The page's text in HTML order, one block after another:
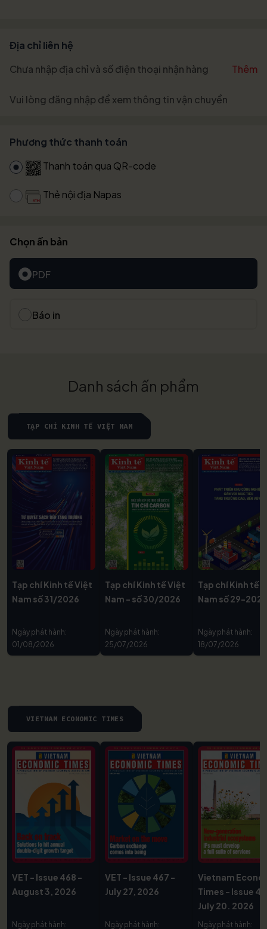
Địa chỉ liên hệ
Chưa nhập địa chỉ và số điện thoại nhận hàng
Thêm
Vui lòng đăng nhập để xem thông tin vận chuyển
Phương thức thanh toán
Thanh toán qua QR-code
Thẻ nội địa Napas
Chọn ấn bản
PDF
Báo in
Danh sách ấn phẩm
TẠP CHÍ KINH TẾ VIỆT NAM
Tạp chí Kinh tế Việt
Nam số 31/2026
Ngày phát hành:
01/08/2026
Tạp chí Kinh tế Việt
Nam - số 30/2026
Ngày phát hành:
25/07/2026
Tạp chí Kinh tế
Nam số 29-2026
Ngày phát hành:
18/07/2026
VIETNAM ECONOMIC TIMES
VET - Issue 468 -
August 3, 2026
Ngày phát hành:
VET - Issue 467 -
July 27, 2026
Ngày phát hành:
Vietnam
Times - Issue
July 20. 2026
Ngày phát hành: